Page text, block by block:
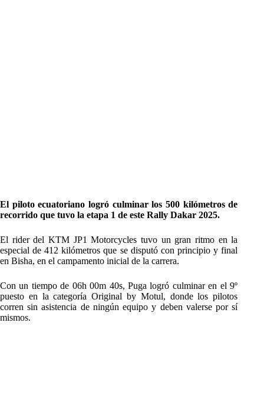
El piloto ecuatoriano logró culminar los 500 kilómetros de
recorrido que tuvo la etapa 1 de este Rally Dakar 2025.
El rider del KTM JP1 Motorcycles tuvo un gran ritmo en la
especial de 412 kilómetros que se disputó con principio y final
en Bisha, en el campamento inicial de la carrera.
Con un tiempo de 06h 00m 40s, Puga logró culminar en el 9º
puesto en la categoría Original by Motul, donde los pilotos
corren sin asistencia de ningún equipo y deben valerse por sí
mismos.